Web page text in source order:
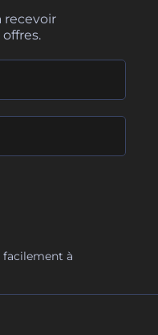
recevoir
facilement à